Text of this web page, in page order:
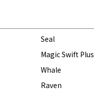
Seal
Magic Swift Plus
Whale
Raven